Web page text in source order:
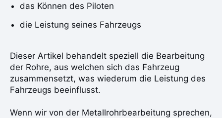
das Können des Piloten
die Leistung seines Fahrzeugs
Dieser Artikel behandelt speziell die Bearbeitung
der Rohre, aus welchen sich das Fahrzeug
zusammensetzt, was wiederum die Leistung des
Fahrzeugs beeinflusst.
Wenn wir von der Metallrohrbearbeitung sprechen,